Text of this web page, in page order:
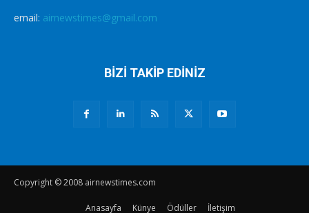
email: airnewstimes@gmail.com
BİZİ TAKİP EDİNİZ
Copyright © 2008 airnewstimes.com
Anasayfa Künye Ödüller İletişim